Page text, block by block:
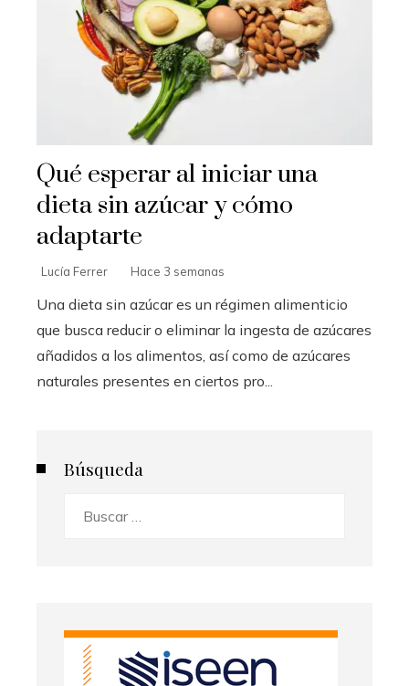
Qué esperar al iniciar una
dieta sin azúcar y cómo
adaptarte
Lucía Ferrer Hace 3 semanas
Una dieta sin azúcar es un régimen alimenticio
que busca reducir o eliminar la ingesta de azúcares
añadidos a los alimentos, así como de azúcares
naturales presentes en ciertos pro...
Búsqueda